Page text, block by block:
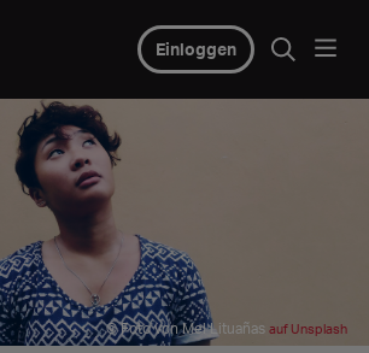
Einloggen
© Foto von Mel Lituañas auf Unsplash